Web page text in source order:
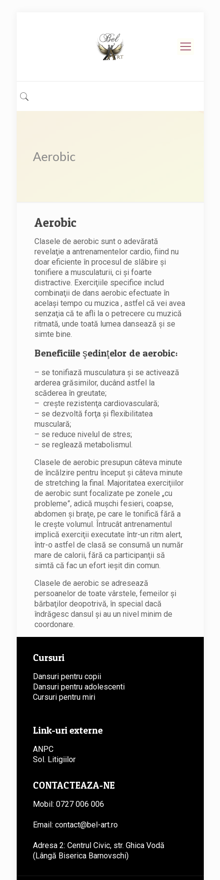
Aerobic
Aerobic
Clasele de aerobic sunt o adevărată
revelaţie a antrenamentelor cardio, fiind nu
doar eficiente în procesul de slăbire şi
tonifiere a musculaturii, ci şi foarte
distractive. Exerciţiile specifice includ
combinaţii de dans aerobic efectuate în
acelaşi tempo cu muzica , astfel că vei avea
senzaţia că te afli la o petrecere cu muzică
ritmată, unde toată lumea dansează şi se
simte bine.
Beneficiile şedinţelor de aerobic:
– se tonifiază musculatura şi se activează
arderea grăsimilor, ducând astfel la
scăderea în greutate;
– creşte rezistenţa cardiovasculară;
– se dezvoltă forţa şi flexibilitatea
musculară;
– se reduce nivelul de stres;
– se reglează metabolismul.
Clasele de aerobic presupun câteva minute
de încălzire pentru început şi câteva minute
de stretching la final. Majoritatea exerciţiilor
de aerobic sunt focalizate pe zonele „cu
probleme”, adică muşchi fesieri, coapse,
abdomen şi braţe, pe care le tonifică fără a
le creşte volumul. Întrucât antrenamentul
implică exerciţii executate într-un ritm alert,
într-o astfel de clasă se consumă un număr
mare de calorii, fără ca participanţii să
simtă că fac un efort ieşit din comun.
Clasele de aerobic se adresează
persoanelor de toate vârstele, femeilor şi
bărbaţilor deopotrivă, în special dacă
îndrăgesc dansul şi au un nivel minim de
coordonare.
Cursuri
Dansuri pentru copii
Dansuri pentru adolescenti
Cursuri pentru miri
Link-uri externe
ANPC
Sol. Litigiilor
CONTACTEAZA-NE
Mobil: 0727 006 006
Email: contact@bel-art.ro
Adresa 2: Centrul Civic, str. Ghica Vodă
(Lângă Biserica Barnovschi)